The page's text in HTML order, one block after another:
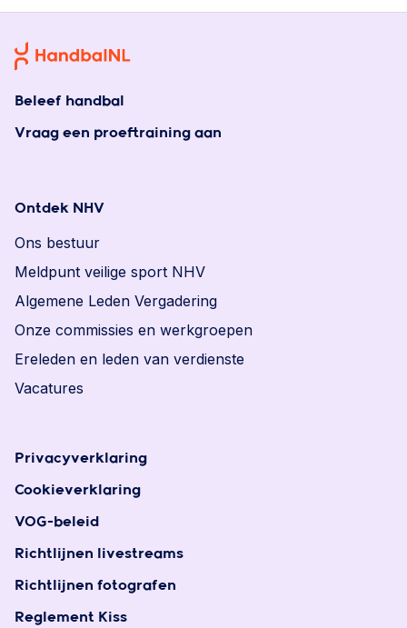
Beleef handbal
Vraag een proeftraining aan
Ontdek NHV
Ons bestuur
Meldpunt veilige sport NHV
Algemene Leden Vergadering
Onze commissies en werkgroepen
Ereleden en leden van verdienste
Vacatures
Privacyverklaring
Cookieverklaring
VOG-beleid
Richtlijnen livestreams
Richtlijnen fotografen
Reglement Kiss